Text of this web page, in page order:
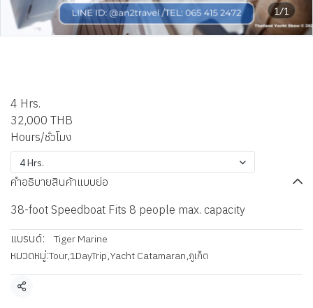
1/1
4 Hrs.
32,000 THB
Hours/ชั่วโมง
4 Hrs.
คำอธิบายสินค้าแบบย่อ
38-foot Speedboat Fits 8 people max. capacity
แบรนด์: Tiger Marine
หมวดหมู่:Tour,1DayTrip,Yacht Catamaran,ภูเก็ต
แชร์